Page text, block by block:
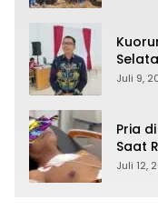
Juli 9,
Pria
Saat
Juli 12,